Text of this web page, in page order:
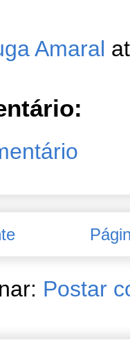
Amaral
Postar